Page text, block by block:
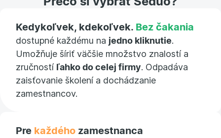
Kedykoľvek, kdekoľvek. Bez čakania
dostupné každému na jedno kliknutie.
Umožňuje šíriť väčšie množstvo znalostí a
zručností ľahko do celej firmy. Odpadáva
zaisťovanie školení a dochádzanie
zamestnancov.
Pre každého zamestnanca